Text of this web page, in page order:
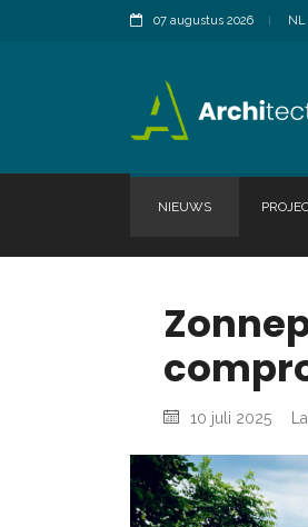
07 augustus 2026 NL
NIEUWS
10 juli 2025